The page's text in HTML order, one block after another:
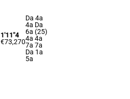
1'11"4
€73,270
Da 4a
4a Da
6a (25)
4a 4a
7a 7a
Da 1a
5a